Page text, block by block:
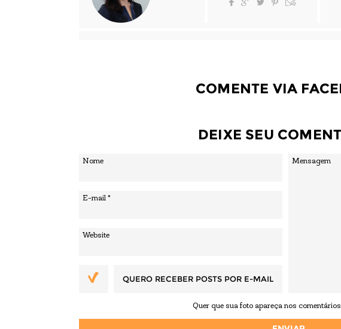
COMENTE VIA
DEIXE SEU
QUERO RECEBER POSTS POR E-MAIL
Quer que sua foto apareça nos